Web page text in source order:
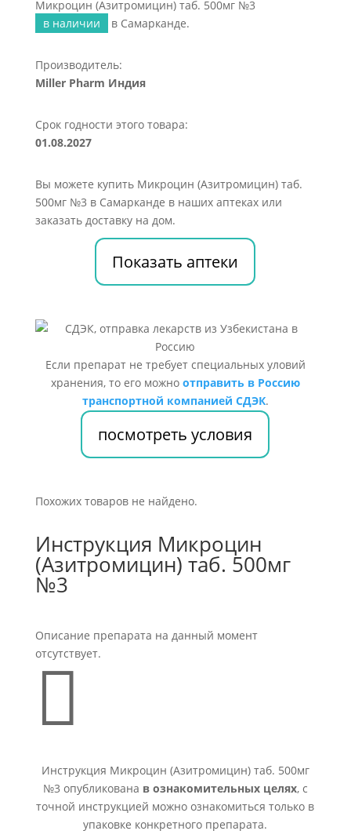
Микроцин (Азитромицин) таб. 500мг №3
в наличии
в Самарканде.
Производитель:
Miller Pharm Индия
Срок годности этого товара:
01.08.2027
Вы можете купить Микроцин (Азитромицин) таб.
500мг №3 в Самарканде в наших аптеках или
заказать доставку на дом.
Показать аптеки
Если препарат не требует специальных уловий
хранения, то его можно отправить в Россию
транспортной компанией СДЭК.
посмотреть условия
Похожих товаров не найдено.
Инструкция Микроцин
(Азитромицин) таб. 500мг
№3
Описание препарата на данный момент
отсутствует.

Инструкция Микроцин (Азитромицин) таб. 500мг
№3 опубликована в ознакомительных целях, с
точной инструкцией можно ознакомиться только в
упаковке конкретного препарата.